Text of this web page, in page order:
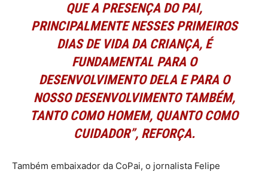
QUE A PRESENÇA DO PAI,
PRINCIPALMENTE NESSES PRIMEIROS
DIAS DE VIDA DA CRIANÇA, É
FUNDAMENTAL PARA O
DESENVOLVIMENTO DELA E PARA O
NOSSO DESENVOLVIMENTO TAMBÉM,
TANTO COMO HOMEM, QUANTO COMO
CUIDADOR”, REFORÇA.
Também embaixador da CoPai, o jornalista Felipe